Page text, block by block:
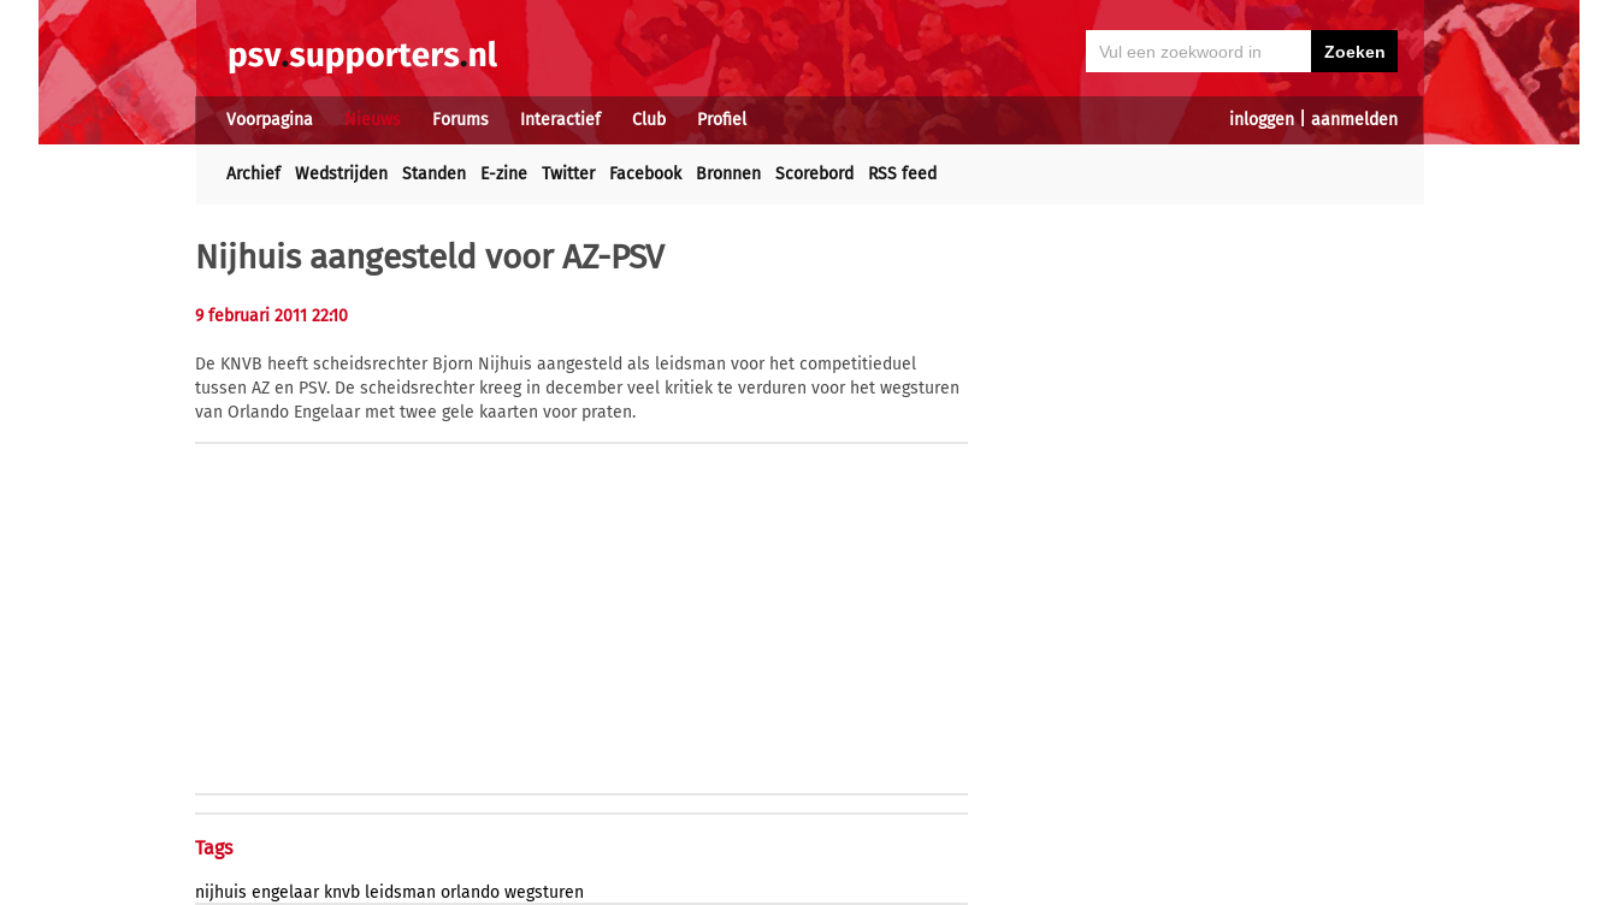
inloggen| aanmelden
Voorpagina Nieuws Forums Interactief Club Profiel
Archief Wedstrijden Standen E-zine Twitter Facebook Bronnen Scorebord RSS feed
Nijhuis aangesteld voor AZ-PSV
9 februari 2011 22:10
De KNVB heeft scheidsrechter Bjorn Nijhuis aangesteld als leidsman voor het competitieduel
tussen AZ en PSV. De scheidsrechter kreeg in december veel kritiek te verduren voor het wegsturen
van Orlando Engelaar met twee gele kaarten voor praten.
Tags
nijhuis engelaar knvb leidsman orlando wegsturen